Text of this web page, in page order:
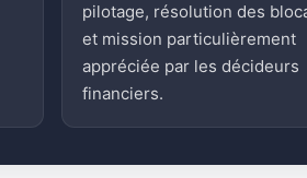
pilotage, résolution des
et mission particulièrement
appréciée par les décideurs
financiers.